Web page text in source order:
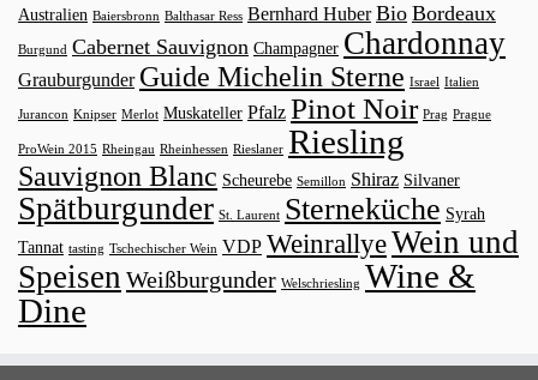
Australien Baiersbronn Balthasar Ress Bernhard Huber Bio Bordeaux
Burgund Cabernet Sauvignon Champagner Chardonnay
Grauburgunder Guide Michelin Sterne Israel Italien
Jurancon Knipser Merlot Muskateller Pfalz Pinot Noir Prag Prague
ProWein 2015 Rheingau Rheinhessen Rieslaner Riesling
Sauvignon Blanc Scheurebe Semillon Shiraz Silvaner
Spätburgunder St. Laurent Sterneküche Syrah
Tannat tasting Tschechischer Wein VDP WeinrallyeWein und
Speisen Weißburgunder Welschriesling Wine &
Dine